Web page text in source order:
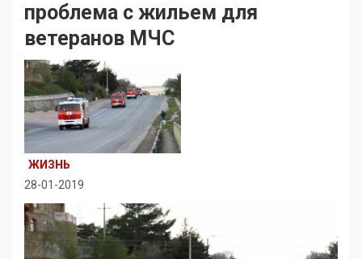
проблема с жильем для
ветеранов МЧС
ЖИЗНЬ
28-01-2019